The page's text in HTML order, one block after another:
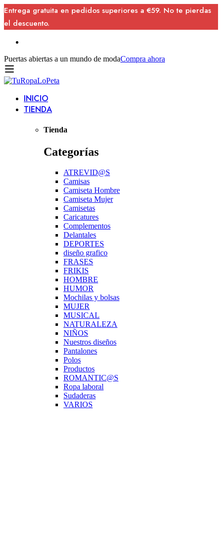
Entrega gratuita en pedidos superiores a €59. No te pierdas
el descuento.
Puertas abiertas a un mundo de modaCompra ahora
INICIO
TIENDA
Tienda
Categorías
ATREVID@S
Camisas
Camiseta Hombre
Camiseta Mujer
Camisetas
Caricatures
Complementos
Delantales
DEPORTES
diseño grafico
FRASES
FRIKIS
HOMBRE
HUMOR
Mochilas y bolsas
MUJER
MUSICAL
NATURALEZA
NIÑOS
Nuestros diseños
Pantalones
Polos
Productos
ROMANTIC@S
Ropa laboral
Sudaderas
VARIOS